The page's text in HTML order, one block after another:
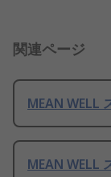
関連ページ
MEAN WELL
MEAN WELL